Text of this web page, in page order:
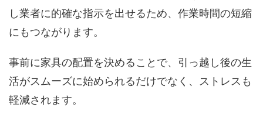
し業者に的確な指示を出せるため、作業時間の短縮
にもつながります。
事前に家具の配置を決めることで、引っ越し後の生
活がスムーズに始められるだけでなく、ストレスも
軽減されます。